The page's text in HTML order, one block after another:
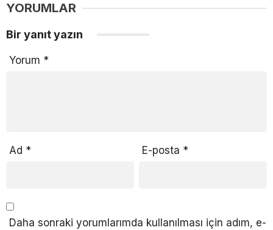
YORUMLAR
Bir yanıt yazın
Yorum *
Ad * E-posta *
Daha sonraki yorumlarımda kullanılması için adım, e-